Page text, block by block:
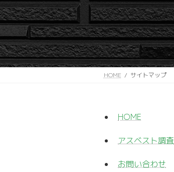
HOME サイトマップ
HOME
アスベスト調査
お問い合わせ